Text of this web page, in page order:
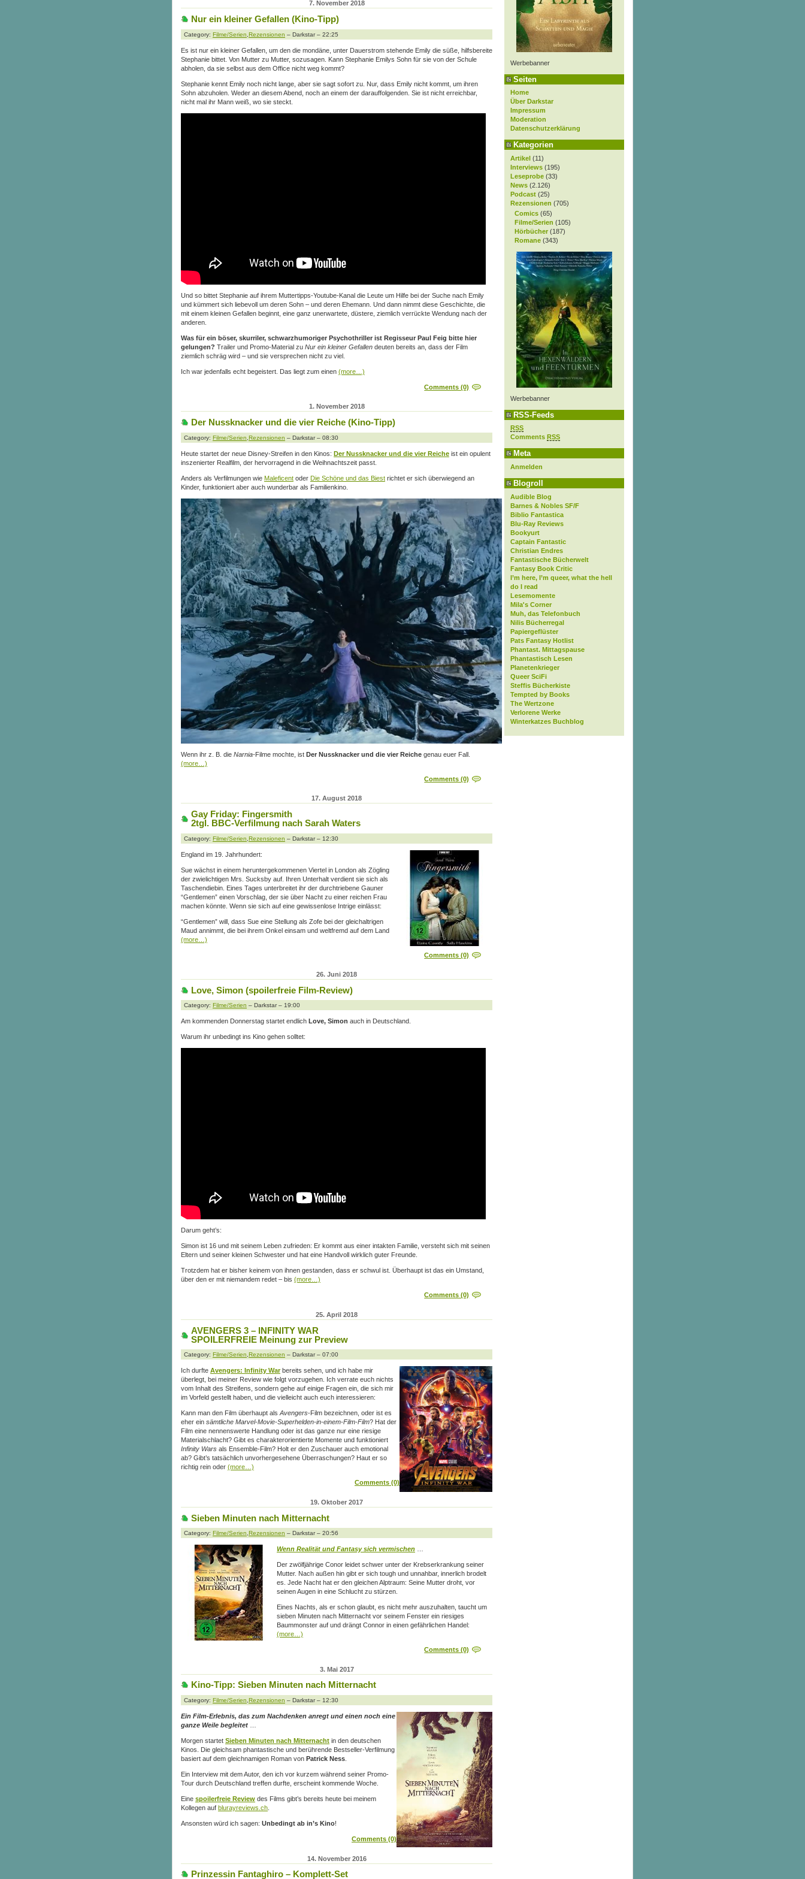
Werbebanner
Seiten
Home
Über Darkstar
Impressum
Moderation
Datenschutzerklärung
Kategorien
Artikel (11)
Interviews (195)
Leseprobe (33)
News (2.126)
Podcast (25)
Rezensionen (705)
Comics (65)
Filme/Serien (105)
Hörbücher (187)
Romane (343)
Werbebanner
RSS-Feeds
RSS
Comments RSS
Meta
Anmelden
Blogroll
Audible Blog
Barnes & Nobles SF/F
Biblio Fantastica
Blu-Ray Reviews
Bookyurt
Captain Fantastic
Christian Endres
Fantastische Bücherwelt
Fantasy Book Critic
I’m here, I’m queer, what the hell
do I read
Lesemomente
Mila's Corner
Muh, das Telefonbuch
Nilis Bücherregal
Papiergeflüster
Pats Fantasy Hotlist
Phantast. Mittagspause
Phantastisch Lesen
Planetenkrieger
Queer SciFi
Steffis Bücherkiste
Tempted by Books
The Wertzone
Verlorene Werke
Winterkatzes Buchblog
7. November 2018
Nur ein kleiner Gefallen (Kino-Tipp)
Category: Filme/Serien Rezensionen – Darkstar – 22:25
Es ist nur ein kleiner Gefallen, um den die mondäne, unter Dauerstrom stehende Emily die süße, hilfsbereite
Stephanie bittet. Von Mutter zu Mutter, sozusagen. Kann Stephanie Emilys Sohn für sie von der Schule
abholen, da sie selbst aus dem Office nicht weg kommt?
Stephanie kennt Emily noch nicht lange, aber sie sagt sofort zu. Nur, dass Emily nicht kommt, um ihren
Sohn abzuholen. Weder an diesem Abend, noch an einem der darauffolgenden. Sie ist nicht erreichbar,
nicht mal ihr Mann weiß, wo sie steckt.
Und so bittet Stephanie auf ihrem Muttertipps-Youtube-Kanal die Leute um Hilfe bei der Suche nach Emily
und kümmert sich liebevoll um deren Sohn – und deren Ehemann. Und dann nimmt diese Geschichte, die
mit einem kleinen Gefallen beginnt, eine ganz unerwartete, düstere, ziemlich verrückte Wendung nach der
anderen.
Was für ein böser, skurriler, schwarzhumoriger Psychothriller ist Regisseur Paul Feig bitte hier
gelungen? Trailer und Promo-Material zu Nur ein kleiner Gefallen deuten bereits an, dass der Film
ziemlich schräg wird – und sie versprechen nicht zu viel.
Ich war jedenfalls echt begeistert. Das liegt zum einen (more…)
Comments (0)
1. November 2018
Der Nussknacker und die vier Reiche (Kino-Tipp)
Category: Filme/Serien Rezensionen – Darkstar – 08:30
Heute startet der neue Disney-Streifen in den Kinos: Der Nussknacker und die vier Reiche ist ein opulent
inszenierter Realfilm, der hervorragend in die Weihnachtszeit passt.
Anders als Verfilmungen wie Maleficent oder Die Schöne und das Biest richtet er sich überwiegend an
Kinder, funktioniert aber auch wunderbar als Familienkino.
Wenn ihr z. B. die Narnia-Filme mochte, ist Der Nussknacker und die vier Reiche genau euer Fall.
(more…)
Comments (0)
17. August 2018
Gay Friday: Fingersmith
2tgl. BBC-Verfilmung nach Sarah Waters
Category: Filme/Serien Rezensionen – Darkstar – 12:30
England im 19. Jahrhundert:
Sue wächst in einem heruntergekommenen Viertel in London als Zögling
der zwielichtigen Mrs. Sucksby auf. Ihren Unterhalt verdient sie sich als
Taschendiebin. Eines Tages unterbreitet ihr der durchtriebene Gauner
“Gentlemen” einen Vorschlag, der sie über Nacht zu einer reichen Frau
machen könnte. Wenn sie sich auf eine gewissenlose Intrige einlässt:
“Gentlemen” will, dass Sue eine Stellung als Zofe bei der gleichaltrigen
Maud annimmt, die bei ihrem Onkel einsam und weltfremd auf dem Land
(more…)
Comments (0)
26. Juni 2018
Love, Simon (spoilerfreie Film-Review)
Category: Filme/Serien – Darkstar – 19:00
Am kommenden Donnerstag startet endlich Love, Simon auch in Deutschland.
Warum ihr unbedingt ins Kino gehen solltet:
Darum geht’s:
Simon ist 16 und mit seinem Leben zufrieden: Er kommt aus einer intakten Familie, versteht sich mit seinen
Eltern und seiner kleinen Schwester und hat eine Handvoll wirklich guter Freunde.
Trotzdem hat er bisher keinem von ihnen gestanden, dass er schwul ist. Überhaupt ist das ein Umstand,
über den er mit niemandem redet – bis (more…)
Comments (0)
25. April 2018
AVENGERS 3 – INFINITY WAR
SPOILERFREIE Meinung zur Preview
Category: Filme/Serien,Rezensionen – Darkstar – 07:00
Ich durfte Avengers: Infinity Warbereits sehen, und ich habe mir
überlegt, bei meiner Review wie folgt vorzugehen. Ich verrate euch nichts
vom Inhalt des Streifens, sondern gehe auf einige Fragen ein, die sich mir
im Vorfeld gestellt haben, und die vielleicht auch euch interessieren:
Kann man den Film überhaupt als Avengers-Film bezeichnen, oder ist es
eher ein sämtliche Marvel-Movie-Superhelden-in-einem-Film-Film? Hat der
Film eine nennenswerte Handlung oder ist das ganze nur eine riesige
Materialschlacht? Gibt es charakterorientierte Momente und funktioniert
Infinity Wars als Ensemble-Film? Holt er den Zuschauer auch emotional
ab? Gibt’s tatsächlich unvorhergesehene Überraschungen? Haut er so
richtig rein oder (more…)
Comments (0)
19. Oktober 2017
Sieben Minuten nach Mitternacht
Category: Filme/Serien,Rezensionen – Darkstar – 20:56
Wenn Realität und Fantasy sich vermischen
Der zwölfjährige Conor leidet schwer unter der Krebserkrankung seiner
Mutter. Nach außen hin gibt er sich tough und unnahbar, innerlich brodelt
es. Jede Nacht hat er den gleichen Alptraum: Seine Mutter droht, vor
seinen Augen in eine Schlucht zu stürzen.
Eines Nachts, als er schon glaubt, es nicht mehr auszuhalten, taucht um
sieben Minuten nach Mitternacht vor seinem Fenster ein riesiges
Baummonster auf und drängt Connor in einen gefährlichen Handel:
(more…)
Comments (0)
3. Mai 2017
Kino-Tipp: Sieben Minuten nach Mitternacht
Category: Filme/Serien Rezensionen – Darkstar – 12:30
Ein Film-Erlebnis, das zum Nachdenken anregt und einen noch eine
ganze Weile begleitet
Morgen startet Sieben Minuten nach Mitternacht in den deutschen
Kinos. Die gleichsam phantastische und berührende Bestseller-Verfilmung
basiert auf dem gleichnamigen Roman von Patrick Ness
Ein Interview mit dem Autor, den ich vor kurzem während seiner Promo-
Tour durch Deutschland treffen durfte, erscheint kommende Woche.
Eine spoilerfreie Review des Films gibt’s bereits heute bei meinem
Kollegen auf blurayreviews.ch
Ansonsten würd ich sagen: Unbedingt ab in’s Kino!
Comments (0)
14. November 2016
Prinzessin Fantaghiro – Komplett-Set